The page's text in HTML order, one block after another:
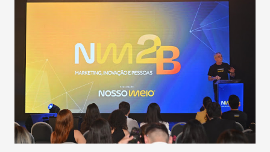
públicos e domiciliares. “Nós não estamos vivendo uma
epidemia comum, como temos em todos os anos, com
aumento de casos de dengue, influenza ou H1N1. Trata-se
de uma epidemia com um vírus diferente, com um poder de
contaminação maior que outros coronavírus”, apontou o
secretário. Segundo ele, é uma epidemia com chance de
contaminação alta, podendo gerar um grande risco à
população e ao sistema de saúde. “Precisamos saber fazer a
estratificação do risco da doença, para não so...